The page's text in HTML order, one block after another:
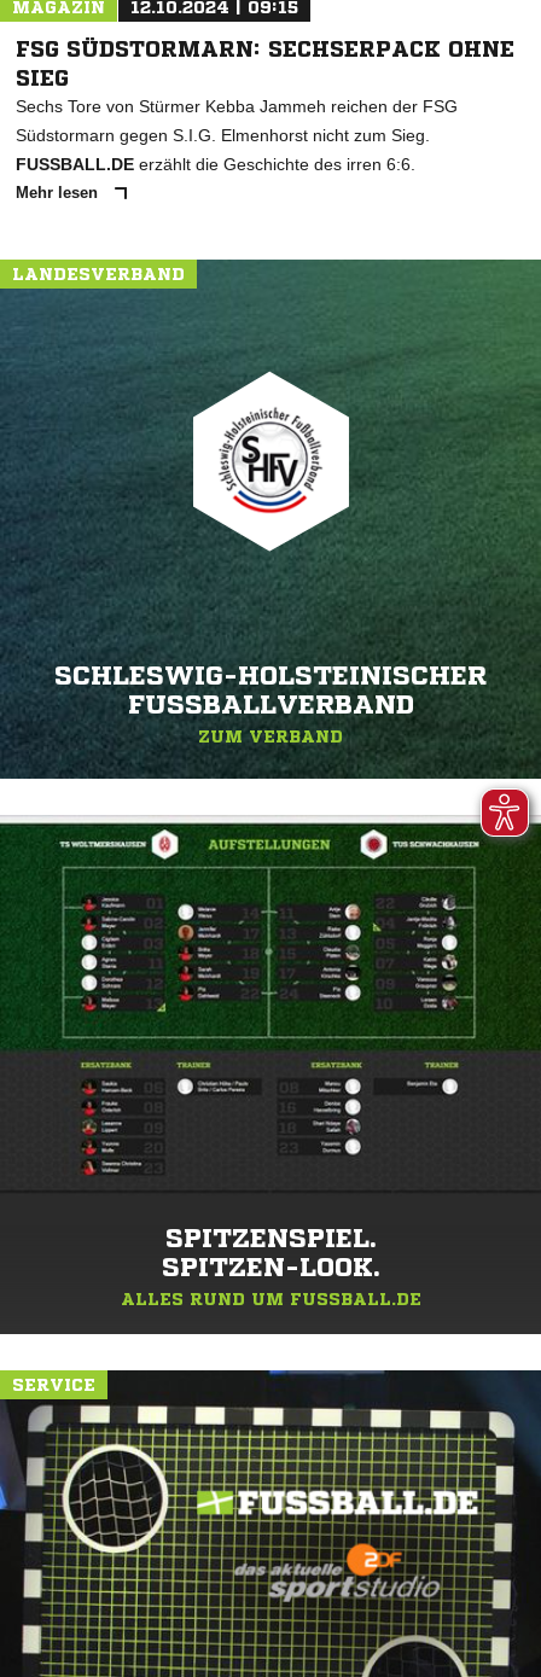
MAGAZIN 12.10.2024 | 09:15
FSG SÜDSTORMARN: SECHSERPACK OHNE
SIEG
Sechs Tore von Stürmer Kebba Jammeh reichen der FSG
Südstormarn gegen S.I.G. Elmenhorst nicht zum Sieg.
FUSSBALL.DE erzählt die Geschichte des irren 6:6.
Mehr lesen
LANDESVERBAND
SCHLESWIG-HOLSTEINISCHER
FUSSBALLVERBAND
ZUM VERBAND
SPITZENSPIEL.
SPITZEN-LOOK.
ALLES RUND UM FUSSBALL.DE
SERVICE